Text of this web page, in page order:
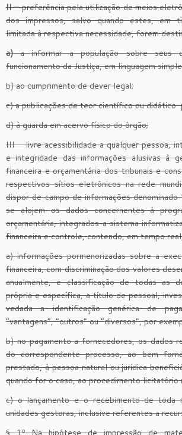
II –preferência pela utilização de meios
dos impressos, salvo quando estes, em
limitada à respectiva necessidade, forem
a)a informar a população sobre seus
funcionamento da Justiça, em linguagem
b) ao cumprimento de dever legal;
c) a publicações de teor científico ou
d) à guarda em acervo físico do órgão;
III – livre acessibilidade a qualquer pessoa,
e integridade das informações alusivas à
financeira e orçamentária dos tribunais e
respectivos sítios eletrônicos na rede
dispor de campo de informações denominado
se alojem os dados concernentes à
orçamentária, integrados a sistema
financeira e controle, contendo, em tempo
a) informações pormenorizadas sobre a
financeira, com discriminação dos valores
anualmente, e classificação de todas as
própria e específica, a título de pessoal,
vedada a identificação genérica de
“vantagens”, “outros” ou “diversos”, por
b) no pagamento a fornecedores, os dados
do correspondente processo, ao bem
prestado, à pessoa natural ou jurídica
quando for o caso, ao procedimento licitatório
c) o lançamento e o recebimento de toda
unidades gestoras, inclusive referentes a
§ 1º Na hipótese de impressão de